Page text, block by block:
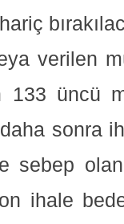
verilen
133 üncü
sonra
sebep
ihale